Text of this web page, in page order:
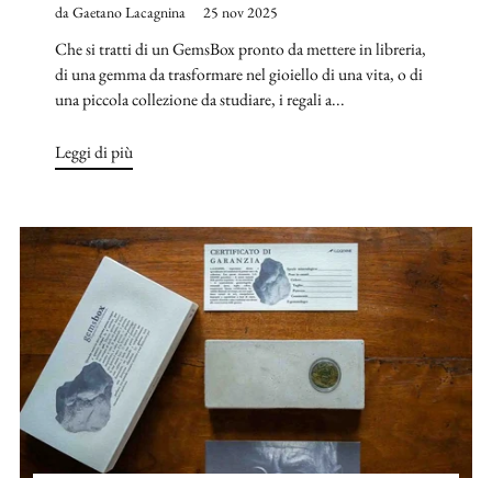
da Gaetano Lacagnina 25 nov 2025
Che si tratti di un GemsBox pronto da mettere in libreria,
di una gemma da trasformare nel gioiello di una vita, o di
una piccola collezione da studiare, i regali a...
Leggi di più